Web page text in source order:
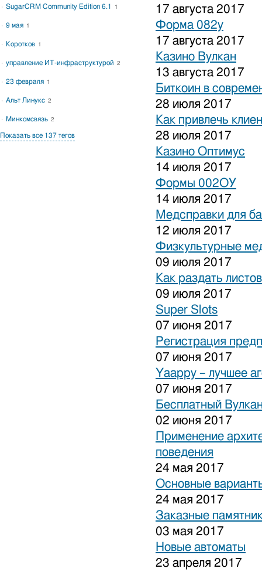
17 августа 2017
Форма 082у
17 августа 2017
Казино Вулкан
13 августа 2017
Биткоин в
28 июля 2017
Как привлечь
28 июля 2017
Казино Оптимус
14 июля 2017
Формы 002ОУ
14 июля 2017
Медсправки для
12 июля 2017
Физкультурные
09 июля 2017
Как раздать
09 июля 2017
Super Slots
07 июня 2017
Регистрация
07 июня 2017
Yaappy – лучшее
07 июня 2017
Бесплатный
02 июня 2017
Применение
поведения
24 мая 2017
Основные
24 мая 2017
Заказные
03 мая 2017
Новые автоматы
23 апреля 2017
SugarCRM Community Edition 6.1 1
9 мая 1
Коротков 1
управление ИТ-инфраструктурой 2
23 февраля 1
Альт Линукс 2
Минкомсвязь 2
Показать все 137 тегов